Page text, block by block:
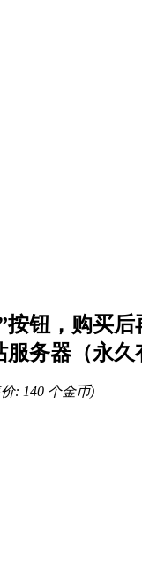
按钮，购买
务器（永
: 140 个金币)